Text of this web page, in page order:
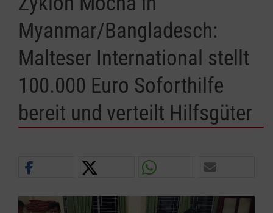
Myanmar/Bangladesch:
Malteser International stellt
100.000 Euro Soforthilfe
bereit und verteilt Hilfsgüter